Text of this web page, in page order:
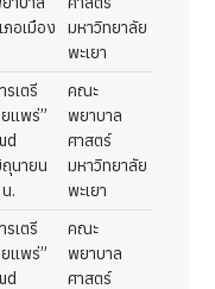
อเมือง
มหาวิทยาลัย
พะเยา
เตรี
แพร่”
นายน
.
คณะ
พยาบาล
ศาสตร์
มหาวิทยาลัย
พะเยา
เตรี
แพร่”
คณะ
พยาบาล
ศาสตร์